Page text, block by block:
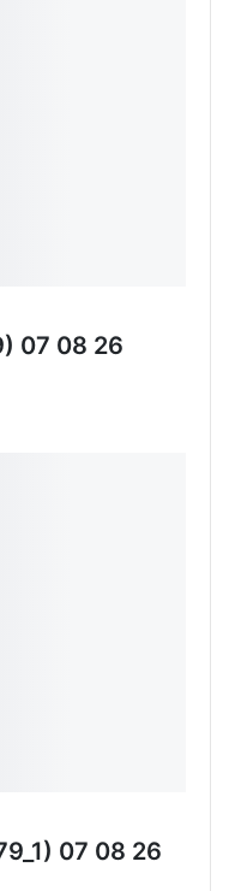
07 08 26
07 08 26